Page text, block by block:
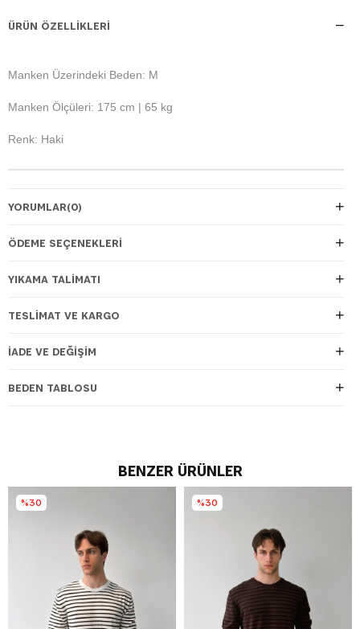
ÜRÜN ÖZELLIKLERI
Manken Üzerindeki Beden: M
Manken Ölçüleri: 175 cm | 65 kg
Renk: Haki
YORUMLAR(0)
ÖDEME SEÇENEKLERI
YIKAMA TALİMATI
TESLIMAT VE KARGO
İADE VE DEĞIŞIM
BEDEN TABLOSU
BENZER ÜRÜNLER
%30 %30